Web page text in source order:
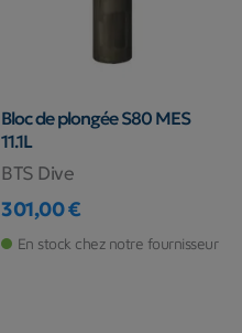
Bloc de plongée S80 MES
11.1L
BTS Dive
Prix
301,00 €
En stock chez notre fournisseur